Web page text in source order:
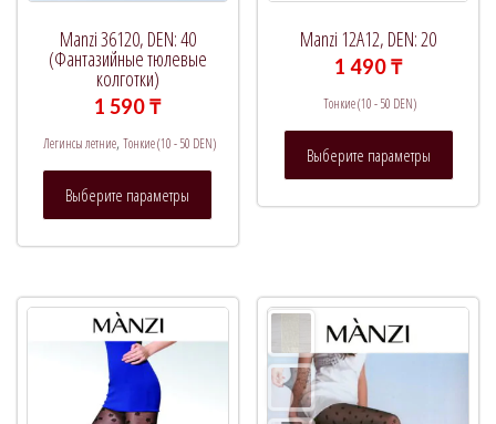
Manzi 36120, DEN: 40
(Фантазийные тюлевые
колготки)
1 590₸
Легинсы летние, Тонкие (10 - 50 DEN)
Выберите параметры
Опции
Manzi 12A12, DEN: 20
1 490₸
Тонкие (10 - 50 DEN)
Выберите параметры
Этот
можно
на